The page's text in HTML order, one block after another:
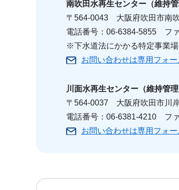
南吹田水再生センター （維持
〒564-0043 大阪府吹田市南
電話番号：06-6384-5855 フ
※下水道法にかかる特定事業
お問い合わせは専用フォー
川面水再生センター （維持管
〒564-0037 大阪府吹田市川
電話番号：06-6381-4210 フ
お問い合わせは専用フォー